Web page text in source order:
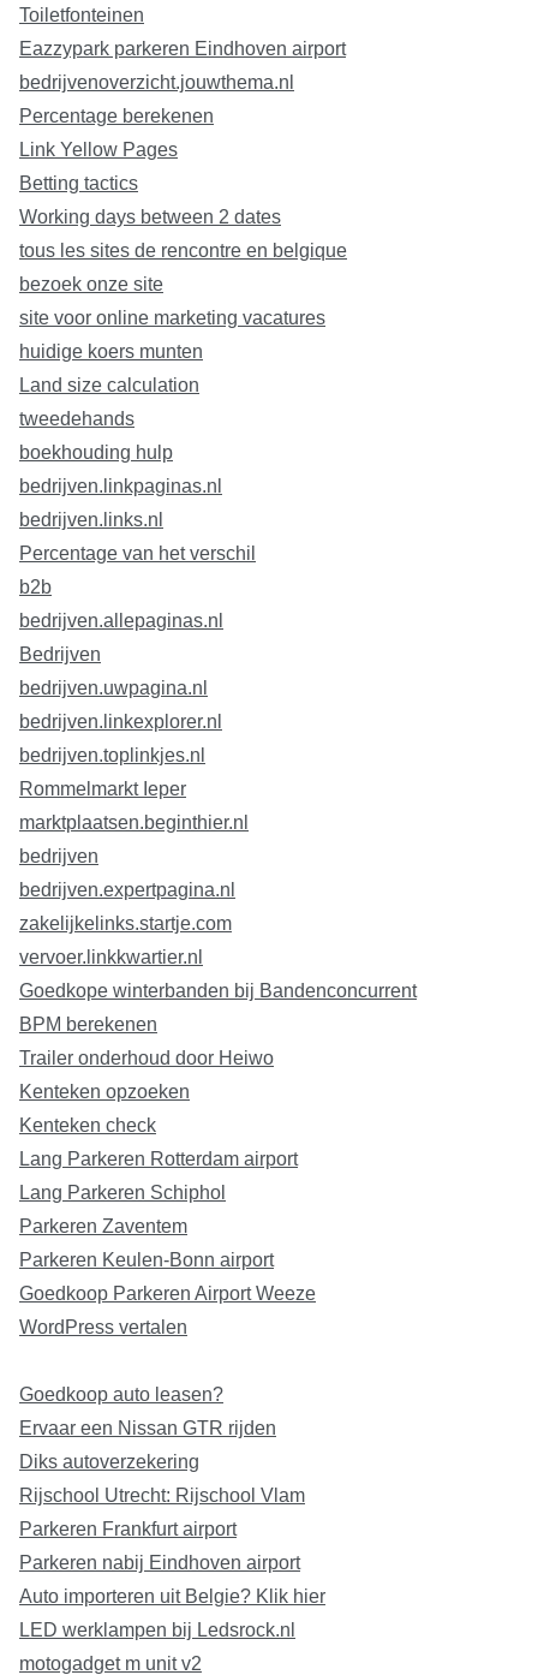
Toiletfonteinen
Eazzypark parkeren Eindhoven airport
bedrijvenoverzicht.jouwthema.nl
Percentage berekenen
Link Yellow Pages
Betting tactics
Working days between 2 dates
tous les sites de rencontre en belgique
bezoek onze site
site voor online marketing vacatures
huidige koers munten
Land size calculation
tweedehands
boekhouding hulp
bedrijven.linkpaginas.nl
bedrijven.links.nl
Percentage van het verschil
b2b
bedrijven.allepaginas.nl
Bedrijven
bedrijven.uwpagina.nl
bedrijven.linkexplorer.nl
bedrijven.toplinkjes.nl
Rommelmarkt Ieper
marktplaatsen.beginthier.nl
bedrijven
bedrijven.expertpagina.nl
zakelijkelinks.startje.com
vervoer.linkkwartier.nl
Goedkope winterbanden bij Bandenconcurrent
BPM berekenen
Trailer onderhoud door Heiwo
Kenteken opzoeken
Kenteken check
Lang Parkeren Rotterdam airport
Lang Parkeren Schiphol
Parkeren Zaventem
Parkeren Keulen-Bonn airport
Goedkoop Parkeren Airport Weeze
WordPress vertalen
Goedkoop auto leasen?
Ervaar een Nissan GTR rijden
Diks autoverzekering
Rijschool Utrecht: Rijschool Vlam
Parkeren Frankfurt airport
Parkeren nabij Eindhoven airport
Auto importeren uit Belgie? Klik hier
LED werklampen bij Ledsrock.nl
motogadget m unit v2